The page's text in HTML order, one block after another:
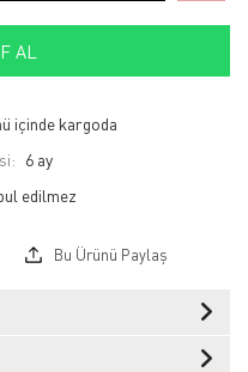
AL
içinde kargoda
6 ay
Bu Ürünü Paylaş